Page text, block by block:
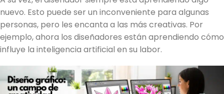
nuevo. Esto puede ser un inconveniente para algunas
personas, pero les encanta a las más creativas. Por
ejemplo, ahora los diseñadores están aprendiendo cómo
influye la inteligencia artificial en su labor.